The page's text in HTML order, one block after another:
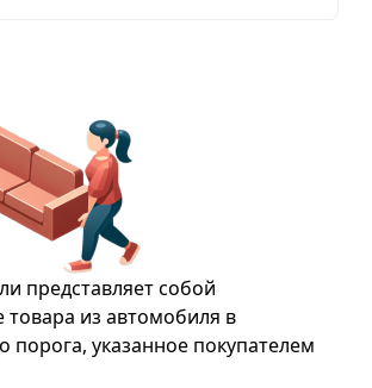
представляет собой
из автомобиля в
указанное покупателем